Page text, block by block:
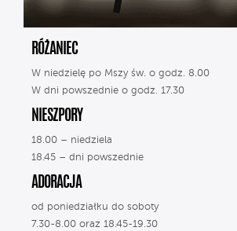
RÓŻANIEC
W niedzielę po Mszy św. o godz. 8.00
W dni powszednie o godz. 17.30
NIESZPORY
18.00 – niedziela
18.45 – dni powszednie
ADORACJA
od poniedziałku do soboty
7.30-8.00 oraz 18.45-19.30